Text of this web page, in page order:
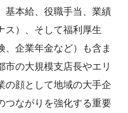
基本給、役職手当、業績
ス）、そして福利厚生
、企業年金など）も含ま
市の大規模支店長やエリ
の顔として地域の大手企
つながりを強化する重要